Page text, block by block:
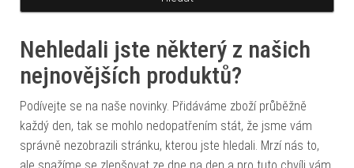
Nehledali jste některý z našich
nejnovějších produktů?
Podívejte se na naše novinky. Přidáváme zboží průběžně
každý den, tak se mohlo nedopatřením stát, že jsme vám
správně nezobrazili stránku, kterou jste hledali. Mrzí nás to,